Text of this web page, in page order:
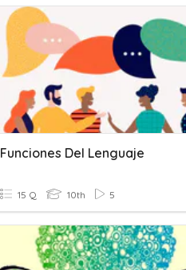
Funciones Del Lenguaje
15 Q 10th 5